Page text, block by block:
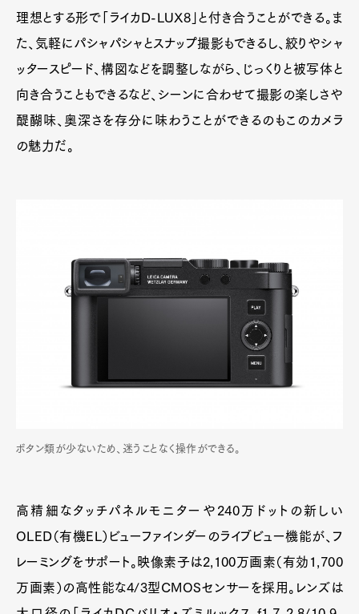
理想とする形で「ライカD-LUX8」と付き合うことができる。ま
た、気軽にパシャパシャとスナップ撮影もできるし、絞りやシャ
ッタースピード、構図などを調整しながら、じっくりと被写体と
向き合うこともできるなど、シーンに合わせて撮影の楽しさや
醍醐味、奥深さを存分に味わうことができるのもこのカメラ
の魅力だ。
ボタン類が少ないため、迷うことなく操作ができる。
高精細なタッチパネルモニターや240万ドットの新しい
OLED（有機EL）ビューファインダーのライブビュー機能が、フ
レーミングをサポート。映像素子は2,100万画素（有効1,700
万画素）の高性能な4/3型CMOSセンサーを採用。レンズは